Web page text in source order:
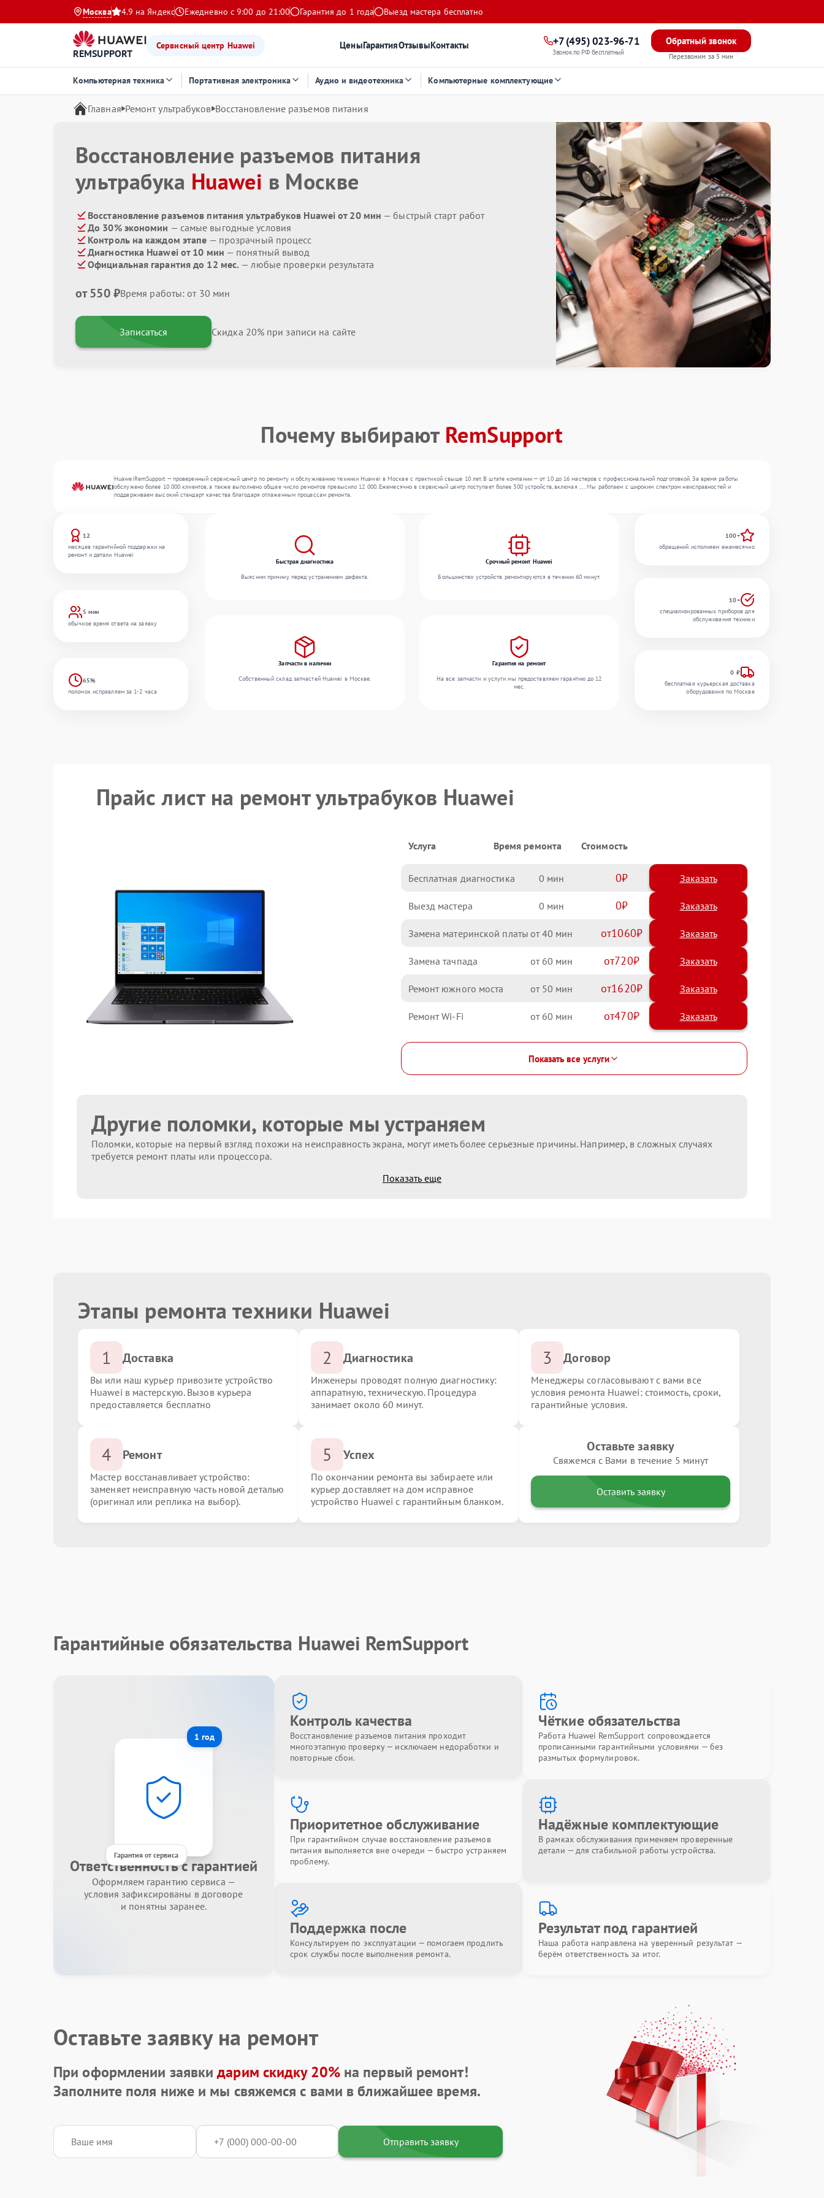
Москва 4.9 на Яндекс Ежедневно с 9:00 до 21:00 Гарантия до 1 года Выезд мастера бесплатно
REMSUPPORT
Сервисный центр Huawei ЦеныГарантияОтзывыКонтакты +7 (495) 023-96-71
Звонок по РФ бесплатный
Обратный звонок
Перезвоним за 5 мин
Компьютерная техника Портативная электроника Аудио и видеотехника Компьютерные комплектующие
Главная Ремонт ультрабуков Восстановление разъемов питания
Восстановление разъемов питания
ультрабука Huawei в Москве
Восстановление разъемов питания ультрабуков Huawei от 20 мин — быстрый старт работ
До 30% экономии — самые выгодные условия
Контроль на каждом этапе — прозрачный процесс
Диагностика Huawei от 10 мин — понятный вывод
Официальная гарантия до 12 мес. — любые проверки результата
от 550 ₽Время работы: от 30 мин
Записаться Скидка 20% при записи на сайте
Почему выбирают RemSupport
HuaweiRemSupport — проверенный сервисный центр по ремонту и обслуживанию техники Huawei в Москве с практикой свыше 10 лет. В штате компании — от 10 до 16 мастеров с профессиональной подготовкой. За время работы
обслужено более 10 000 клиентов, а также выполнено общее число ремонтов превысило 12 000. Ежемесячно в сервисный центр поступает более 300 устройств, включая , , . Мы работаем с широким спектром неисправностей и
поддерживаем высокий стандарт качества благодаря отлаженным процессам ремонта.
12
месяцев гарантийной поддержки на
ремонт и детали Huawei
5 мин
обычное время ответа на заявку
65%
поломок исправляем за 1-2 часа
Быстрая диагностика
Выясним причину перед устранением дефекта.
Срочный ремонт Huawei
Большинство устройств ремонтируются в течении 60 минут.
Запчасти в наличии
Собственный склад запчастей Huawei в Москве.
Гарантия на ремонт
На все запчасти и услуги мы предоставляем гарантию до 12
мес.
100+
обращений исполняем ежемесячно
10+
специализированных приборов для
обслуживания техники
0 ₽
бесплатная курьерская доставка
оборудования по Москве
Прайс лист на ремонт ультрабуков Huawei
Услуга Время ремонта Стоимость
Бесплатная диагностика 0 0 Заказать
Выезд мастера 0 0 Заказать
Замена материнской платы 40 1060
Замена тачпада 60 720
Ремонт южного моста 50 1620
Ремонт Wi-Fi 60 470
Показать все услуги
Другие поломки, которые мы устраняем
Поломки, которые на первый взгляд похожи на неисправность экрана, могут иметь более серьезные причины. Например, в сложных случаях
требуется ремонт платы или процессора.
Показать еще
Этапы ремонта техники Huawei
1 Доставка
Вы или наш курьер привозите устройство
Huawei в мастерскую. Вызов курьера
предоставляется бесплатно
2 Диагностика
Инженеры проводят полную диагностику:
аппаратную, техническую. Процедура
занимает около 60 минут.
3 Договор
Менеджеры согласовывают с вами все
условия ремонта Huawei: стоимость, сроки,
гарантийные условия.
4 Ремонт
Мастер восстанавливает устройство:
заменяет неисправную часть новой деталью
(оригинал или реплика на выбор).
5 Успех
По окончании ремонта вы забираете или
курьер доставляет на дом исправное
устройство Huawei с гарантийным бланком.
Оставьте заявку
Свяжемся с Вами в течение 5 минут
Оставить заявку
Гарантийные обязательства Huawei RemSupport
1 год
Гарантия от сервиса
Ответственность с гарантией
Оформляем гарантию сервиса —
условия зафиксированы в договоре
и понятны заранее.
Контроль качества
Восстановление разъемов питания проходит
многоэтапную проверку — исключаем недоработки и
повторные сбои.
Чёткие обязательства
Работа Huawei RemSupport сопровождается
прописанными гарантийными условиями — без
размытых формулировок.
Приоритетное обслуживание
При гарантийном случае восстановление разъемов
питания выполняется вне очереди — быстро устраняем
проблему.
Надёжные комплектующие
В рамках обслуживания применяем проверенные
детали — для стабильной работы устройства.
Поддержка после
Консультируем по эксплуатации — помогаем продлить
срок службы после выполнения ремонта.
Результат под гарантией
Наша работа направлена на уверенный результат —
берём ответственность за итог.
Оставьте заявку на ремонт
При оформлении заявкидарим скидку 20%на первый ремонт!
Заполните поля ниже и мы свяжемся с вами в ближайшее время.
Отправить заявку